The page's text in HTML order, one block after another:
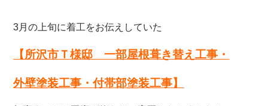
3月の上旬に着工をお伝えしていた
【所沢市Ｔ様邸 一部屋根葺き替え工事・
外壁塗装工事・付帯部塗装工事】